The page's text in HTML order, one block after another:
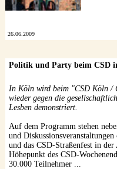
26.06.2009
Politik und Party beim CSD
In Köln wird beim "CSD Köln /
wieder gegen die
Lesben demonstriert.
Auf dem Programm stehen
und
und das CSD-Straßenfest in
Höhepunkt des CSD-
30.000 Teilnehmer ...